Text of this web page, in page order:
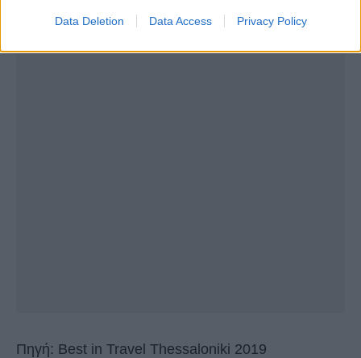
Data Deletion Data Access Privacy Policy
Πηγή: Best in Travel Thessaloniki 2019